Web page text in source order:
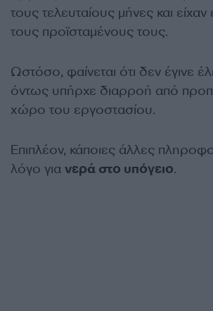
τους τελευταίους μήνες και
τους προϊσταμένους τους.
Ωστόσο, φαίνεται ότι δεν έγινε
όντως υπήρχε διαρροή από
χώρο του εργοστασίου.
Επιπλέον, κάποιες άλλες
λόγο για νερά στο υπόγειο.